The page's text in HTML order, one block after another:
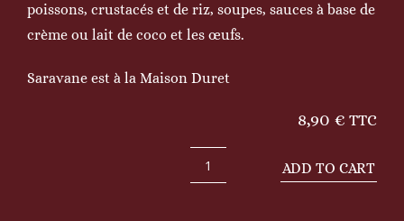
poissons, crustacés et de riz, soupes, sauces à base de
crème ou lait de coco et les œufs.
Saravane est à la Maison Duret
8,90 € TTC
Curcuma
ADD TO CART